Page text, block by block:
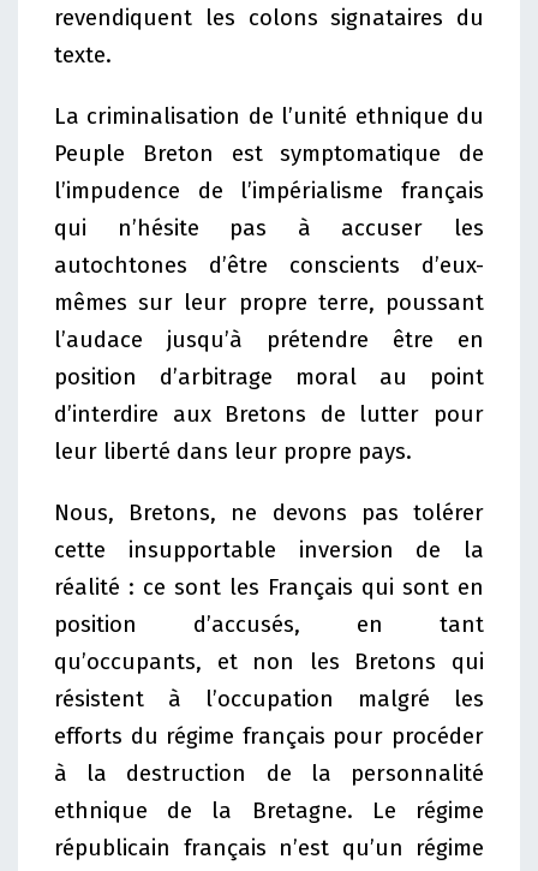
revendiquent les colons signataires du
texte.
La criminalisation de l’unité ethnique du
Peuple Breton est symptomatique de
l’impudence de l’impérialisme français
qui n’hésite pas à accuser les
autochtones d’être conscients d’eux-
mêmes sur leur propre terre, poussant
l’audace jusqu’à prétendre être en
position d’arbitrage moral au point
d’interdire aux Bretons de lutter pour
leur liberté dans leur propre pays.
Nous, Bretons, ne devons pas tolérer
cette insupportable inversion de la
réalité : ce sont les Français qui sont en
position d’accusés, en tant
qu’occupants, et non les Bretons qui
résistent à l’occupation malgré les
efforts du régime français pour procéder
à la destruction de la personnalité
ethnique de la Bretagne. Le régime
républicain français n’est qu’un régime